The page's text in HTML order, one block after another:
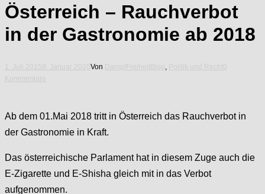
Österreich – Rauchverbot
in der Gastronomie ab 2018
Von ,
Ab dem 01.Mai 2018 tritt in Österreich das Rauchverbot in
der Gastronomie in Kraft.
Das österreichische Parlament hat in diesem Zuge auch die
E-Zigarette und E-Shisha gleich mit in das Verbot
aufgenommen.